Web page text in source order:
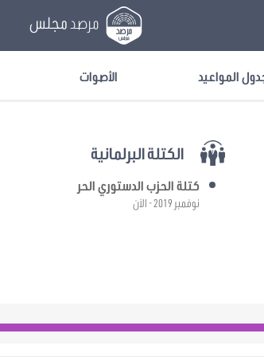
مرصد مجلس
المواعيد الأصوات
الكتلة البرلمانية
كتلة الحزب الدستوري الحر
نوفمبر 2019 - الآن